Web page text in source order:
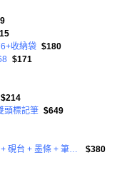
收納袋 $180
$171
$214
頭標記筆 $649
Kozaki 神崎家居 文房四寶錦盒套組 印泥 + 印章 + 硯台 + 墨條 + 筆擱 + 筆洗 + 加健大白雲 4支 + 錦盒
$380